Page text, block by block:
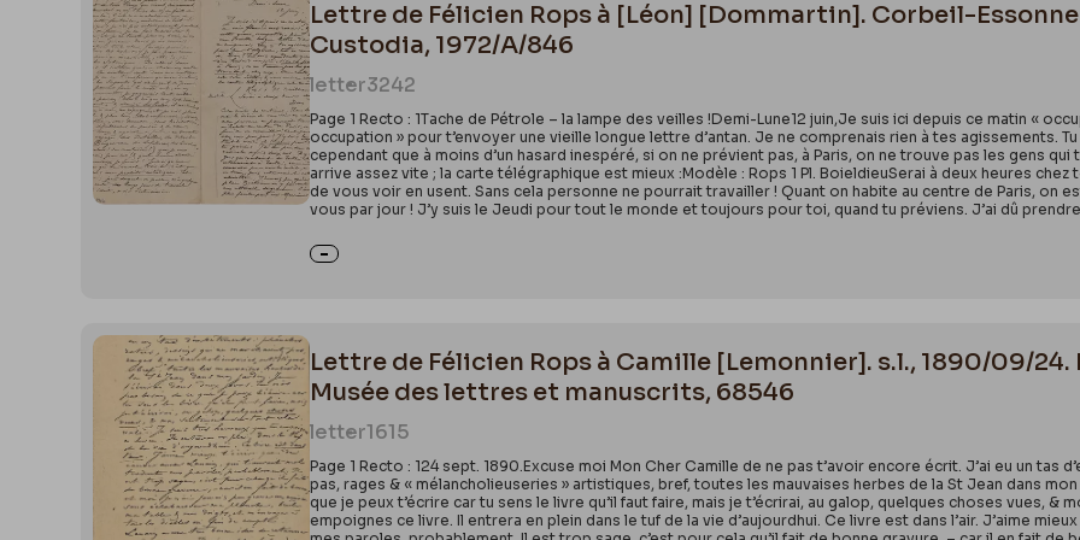
Lettre de Félicien Rops à [Léon] [Dommartin]. Corbeil-
Custodia, 1972/A/846
letter3242
Page 1 Recto : 1Tache de Pétrole – la lampe des veilles !Demi-Lune12 juin,Je suis ici depuis ce matin «
occupation » pour t’envoyer une vieille longue lettre d’antan. Je ne comprenais rien à tes agissements.
cependant que à moins d’un hasard inespéré, si on ne prévient pas, à Paris, on ne trouve pas les gens
arrive assez vite ; la carte télégraphique est mieux :Modèle : Rops 1 Pl. BoieldieuSerai à deux heures
de vous voir en usent. Sans cela personne ne pourrait travailler ! Quant on habite au centre de Paris, on
vous par jour ! J’y suis le Jeudi pour tout le monde et toujours pour toi, quand tu préviens. J’ai dû
Lettre de Félicien Rops à Camille [Lemonnier]. s.l., 1890/09/
Musée des lettres et manuscrits, 68546
letter1615
Page 1 Recto : 124 sept. 1890.Excuse moi Mon Cher Camille de ne pas t’avoir encore écrit. J’ai eu un tas
pas, rages & « mélancholieuseries » artistiques, bref, toutes les mauvaises herbes de la St Jean dans
que je peux t’écrire car tu sens le livre qu’il faut faire, mais je t’écrirai, au galop, quelques choses vues,
empoignes ce livre. Il entrera en plein dans le tuf de la vie d’aujourdhui. Ce livre est dans l’air. J’aime